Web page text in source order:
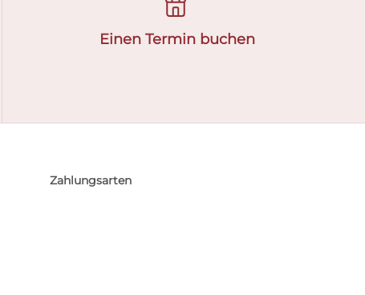
Einen Termin buchen
Zahlungsarten